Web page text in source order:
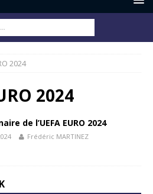
2024
2024
de l’UEFA EURO 2024
Frédéric MARTINEZ